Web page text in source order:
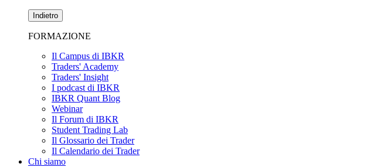
Indietro
FORMAZIONE
Il Campus di IBKR
Traders' Academy
Traders' Insight
I podcast di IBKR
IBKR Quant Blog
Webinar
Il Forum di IBKR
Student Trading Lab
Il Glossario dei Trader
Il Calendario dei Trader
Chi siamo